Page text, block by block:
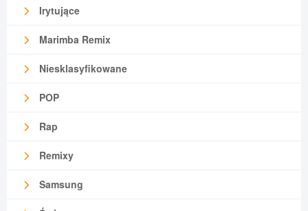
Irytujące
Marimba Remix
Niesklasyfikowane
POP
Rap
Remixy
Samsung